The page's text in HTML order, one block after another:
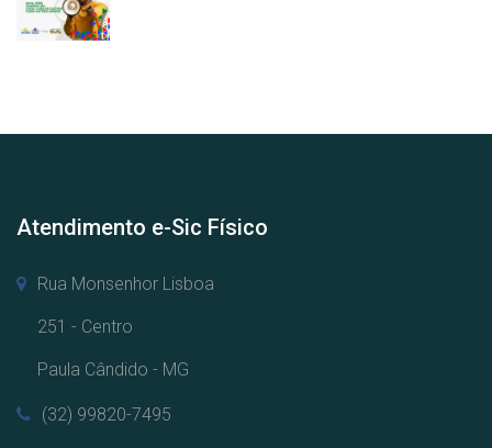
Atendimento e-Sic Físico
Rua Monsenhor Lisboa
251 - Centro
Paula Cândido - MG
(32) 99820-7495